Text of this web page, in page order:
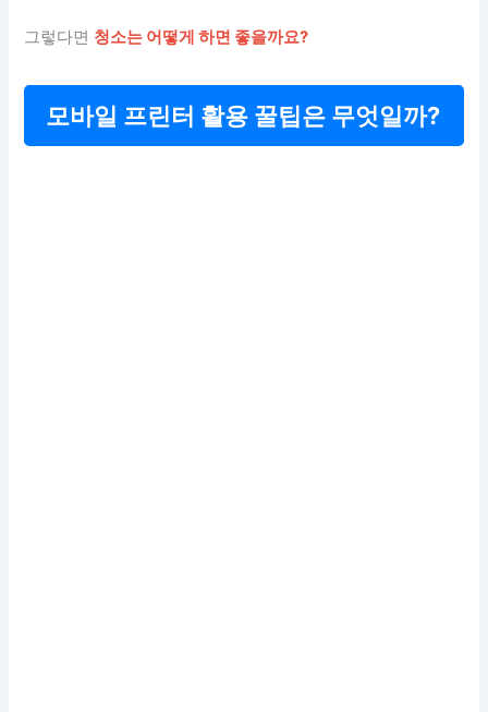
그렇다면 청소는 어떻게 하면 좋을까요?
모바일 프린터 활용 꿀팁은 무엇일까?